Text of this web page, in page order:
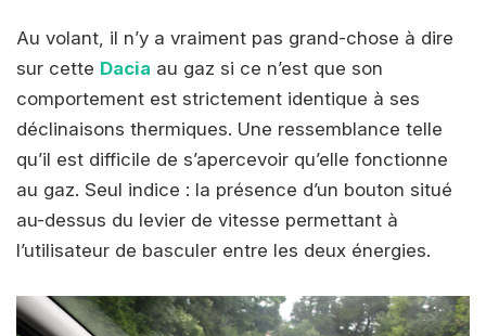
Au volant, il n’y a vraiment pas grand-chose à dire
sur cette Dacia au gaz si ce n’est que son
comportement est strictement identique à ses
déclinaisons thermiques. Une ressemblance telle
qu’il est difficile de s’apercevoir qu’elle fonctionne
au gaz. Seul indice : la présence d’un bouton situé
au-dessus du levier de vitesse permettant à
l’utilisateur de basculer entre les deux énergies.